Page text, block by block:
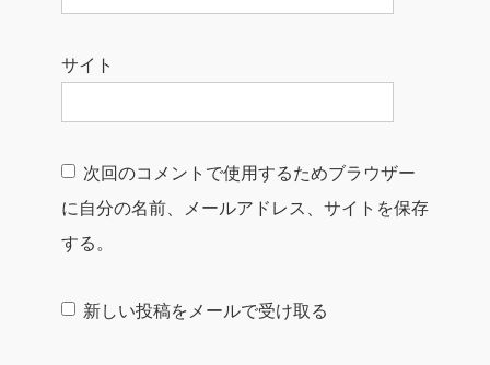
サイト
次回のコメントで使用するためブラウザー
に自分の名前、メールアドレス、サイトを保存
する。
新しい投稿をメールで受け取る